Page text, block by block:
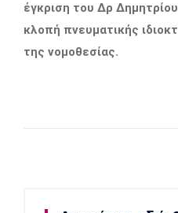
έγκριση του Δρ
κλοπή πνευματικής
της νομοθεσίας.